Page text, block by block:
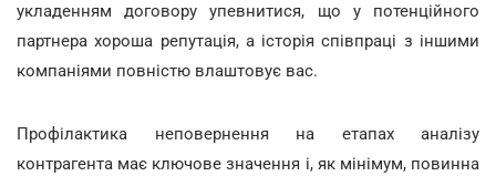
укладенням договору упевнитися, що у потенційного
партнера хороша репутація, а історія співпраці з іншими
компаніями повністю влаштовує вас.
Профілактика неповернення на етапах аналізу
контрагента має ключове значення і, як мінімум, повинна